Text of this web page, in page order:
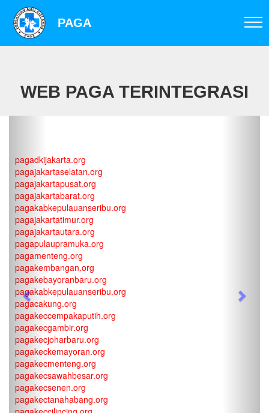
PAGA
WEB PAGA TERINTEGRASI
pagadkijakarta.org
pagajakartaselatan.org
pagajakartapusat.org
pagajakartabarat.org
pagakabkepulauanseribu.org
pagajakartatimur.org
pagajakartautara.org
pagapulaupramuka.org
pagamenteng.org
pagakembangan.org
pagakebayoranbaru.org
pagakabkepulauanseribu.org
pagacakung.org
pagakeccempakaputih.org
pagakecgambir.org
pagakecjoharbaru.org
pagakeckemayoran.org
pagakecmenteng.org
pagakecsawahbesar.org
pagakecsenen.org
pagakectanahabang.org
Previous Next